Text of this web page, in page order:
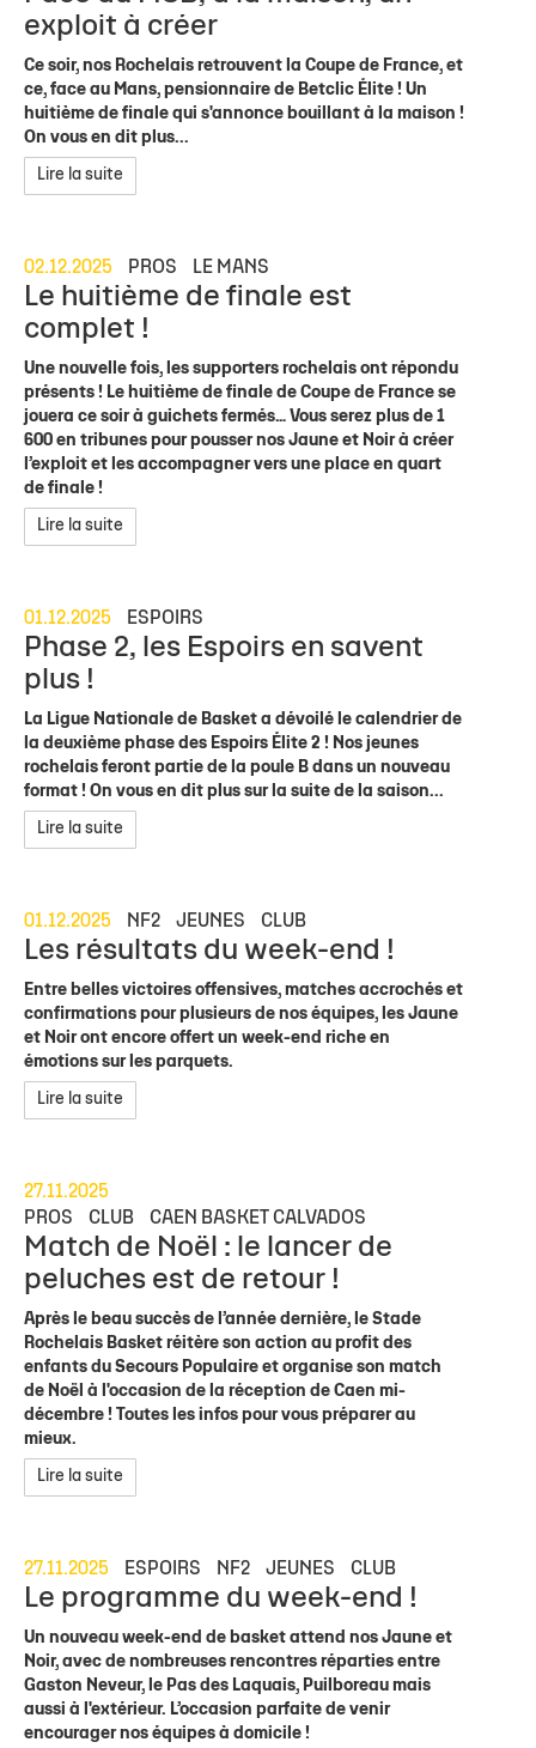
exploit à créer
Ce soir, nos Rochelais retrouvent la Coupe de France, et
ce, face au Mans, pensionnaire de Betclic Élite ! Un
huitième de finale qui s'annonce bouillant à la maison !
On vous en dit plus...
Lire la suite
02.12.2025 PROS LE MANS
Le huitième de finale est
complet !
Une nouvelle fois, les supporters rochelais ont répondu
présents ! Le huitième de finale de Coupe de France se
jouera ce soir à guichets fermés… Vous serez plus de 1
600 en tribunes pour pousser nos Jaune et Noir à créer
l’exploit et les accompagner vers une place en quart
de finale !
Lire la suite
01.12.2025 ESPOIRS
Phase 2, les Espoirs en savent
plus !
La Ligue Nationale de Basket a dévoilé le calendrier de
la deuxième phase des Espoirs Élite 2 ! Nos jeunes
rochelais feront partie de la poule B dans un nouveau
format ! On vous en dit plus sur la suite de la saison...
Lire la suite
01.12.2025 NF2 JEUNES CLUB
Les résultats du week-end !
Entre belles victoires offensives, matches accrochés et
confirmations pour plusieurs de nos équipes, les Jaune
et Noir ont encore offert un week-end riche en
émotions sur les parquets.
Lire la suite
27.11.2025
PROS
CLUB CAEN BASKET CALVADOS
Match de Noël : le lancer de
peluches est de retour !
Après le beau succès de l’année dernière, le Stade
Rochelais Basket réitère son action au profit des
enfants du Secours Populaire et organise son match
de Noël à l'occasion de la réception de Caen mi-
décembre ! Toutes les infos pour vous préparer au
mieux.
Lire la suite
27.11.2025 ESPOIRS NF2 JEUNES CLUB
Le programme du week-end !
Un nouveau week-end de basket attend nos Jaune et
Noir, avec de nombreuses rencontres réparties entre
Gaston Neveur, le Pas des Laquais, Puilboreau mais
aussi à l'extérieur. L’occasion parfaite de venir
encourager nos équipes à domicile !